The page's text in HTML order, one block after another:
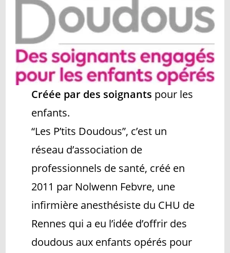
Créée par des soignants pour les
enfants.
“Les P’tits Doudous”, c’est un
réseau d’association de
professionnels de santé, créé en
2011 par Nolwenn Febvre, une
infirmière anesthésiste du CHU de
Rennes qui a eu l’idée d’offrir des
doudous aux enfants opérés pour